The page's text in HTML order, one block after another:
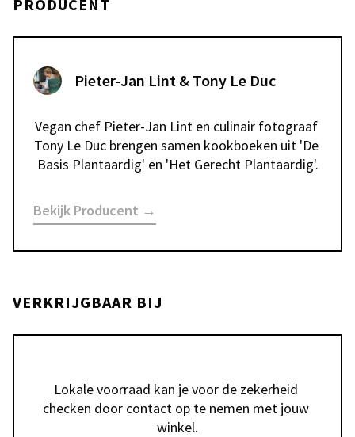
PRODUCENT
Pieter-Jan Lint & Tony Le Duc
Vegan chef Pieter-Jan Lint en culinair fotograaf
Tony Le Duc brengen samen kookboeken uit 'De
Basis Plantaardig' en 'Het Gerecht Plantaardig'.
Bekijk Producent →
VERKRIJGBAAR BIJ
Lokale voorraad kan je voor de zekerheid
checken door contact op te nemen met jouw
winkel.